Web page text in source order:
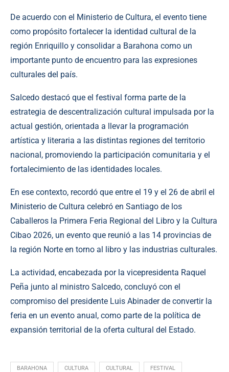
De acuerdo con el Ministerio de Cultura, el evento tiene
como propósito fortalecer la identidad cultural de la
región Enriquillo y consolidar a Barahona como un
importante punto de encuentro para las expresiones
culturales del país.
Salcedo destacó que el festival forma parte de la
estrategia de descentralización cultural impulsada por la
actual gestión, orientada a llevar la programación
artística y literaria a las distintas regiones del territorio
nacional, promoviendo la participación comunitaria y el
fortalecimiento de las identidades locales.
En ese contexto, recordó que entre el 19 y el 26 de abril el
Ministerio de Cultura celebró en Santiago de los
Caballeros la Primera Feria Regional del Libro y la Cultura
Cibao 2026, un evento que reunió a las 14 provincias de
la región Norte en torno al libro y las industrias culturales.
La actividad, encabezada por la vicepresidenta Raquel
Peña junto al ministro Salcedo, concluyó con el
compromiso del presidente Luis Abinader de convertir la
feria en un evento anual, como parte de la política de
expansión territorial de la oferta cultural del Estado.
BARAHONA CULTURA CULTURAL FESTIVAL